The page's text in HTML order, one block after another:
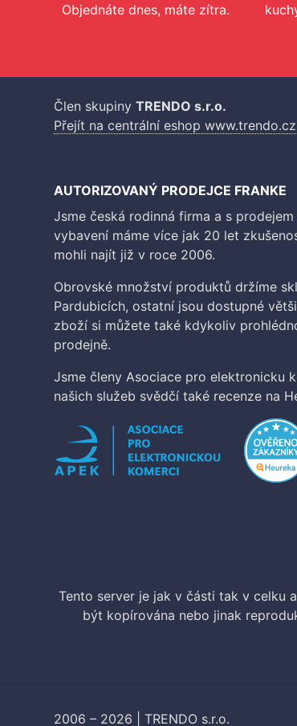
Objednáte dnes, máte zítra.
Člen skupiny TRENDO s.r.o.
Přejít na centrální eshop www.trendo.cz
AUTORIZOVANÝ PRODEJCE FRANKE
Jsme česká rodinná firma a s
vybavení máme více jak 20 let
mohli najít již v roce 2006.
Obrovské množství produktů držíme
Pardubicích, ostatní jsou dostupné
zboží si můžete také kdykoliv
prodejně.
Jsme členy Asociace pro elektronicku
našich služeb svědčí také recenze na
Tento server je jak v části tak v celku
být kopírována nebo jinak
2006 – 2026 | TRENDO s.r.o.